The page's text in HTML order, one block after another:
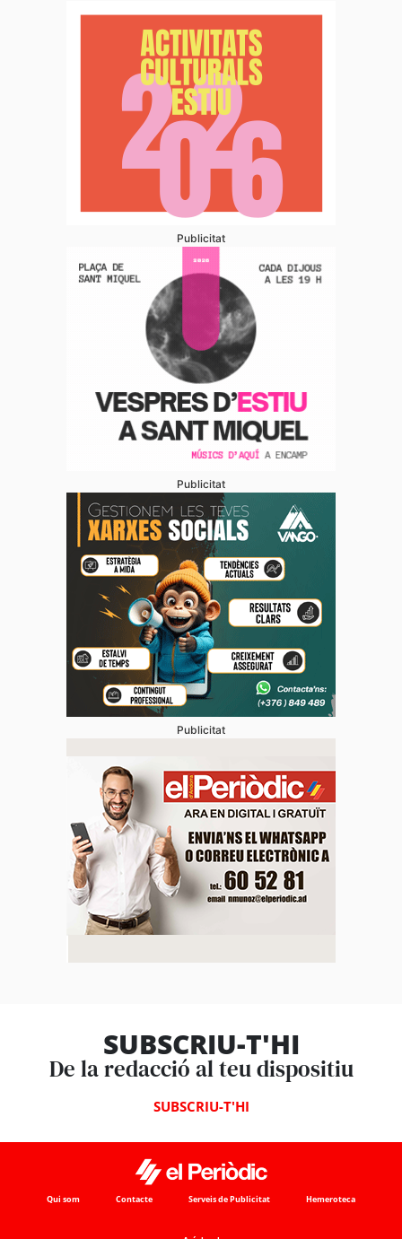
Publicitat
Publicitat
Publicitat
SUBSCRIU-T'HI
De la redacció al teu dispositiu
SUBSCRIU-T'HI
Qui som Contacte Serveis de Publicitat Hemeroteca